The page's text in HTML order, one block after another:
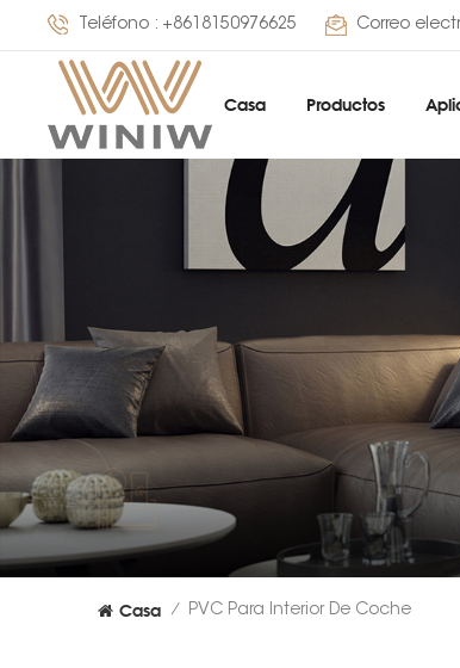
Teléfono : +8618150976625 Correo
Casa Productos
Casa / PVC Para Interior De Coche